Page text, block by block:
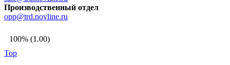
Производственный отдел
opp@trd.novline.ru
100% (1.00)
Top